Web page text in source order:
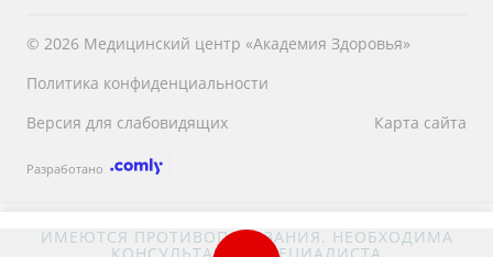
© 2026 Медицинский центр «Академия Здоровья»
Политика конфиденциальности
Версия для слабовидящих
Карта сайта
Разработано
ИМЕЮТСЯ ПРОТИВОПОКАЗАНИЯ. НЕОБХОДИМА